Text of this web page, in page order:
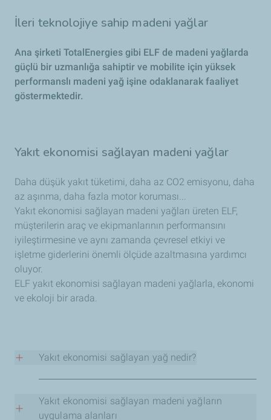
İleri teknolojiye sahip madeni yağlar
Ana şirketi TotalEnergies gibi ELF de madeni yağlarda
güçlü bir uzmanlığa sahiptir ve mobilite için yüksek
performanslı madeni yağ işine odaklanarak faaliyet
göstermektedir.
Yakıt ekonomisi sağlayan madeni yağlar
Daha düşük yakıt tüketimi, daha az CO2 emisyonu, daha
az aşınma, daha fazla motor koruması...
Yakıt ekonomisi sağlayan madeni yağları üreten ELF,
müşterilerin araç ve ekipmanlarının performansını
iyileştirmesine ve aynı zamanda çevresel etkiyi ve
işletme giderlerini önemli ölçüde azaltmasına yardımcı
oluyor.
ELF yakıt ekonomisi sağlayan madeni yağlarla, ekonomi
ve ekoloji bir arada.
Yakıt ekonomisi sağlayan yağ nedir?
Yakıt ekonomisi sağlayan madeni yağlar, geleneksel
yağlarla aynı seviyede performans sunarak yakıt
tasarrufu sağlayan özel bir formüle sahiptir.
Yakıt ekonomisi sağlayan madeni yağların
uygulama alanları